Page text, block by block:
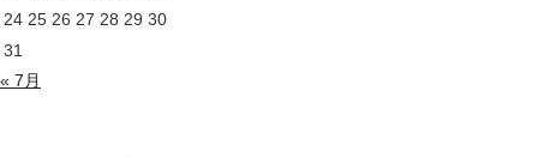
24 25 26 27 28 29 30
31
« 7月